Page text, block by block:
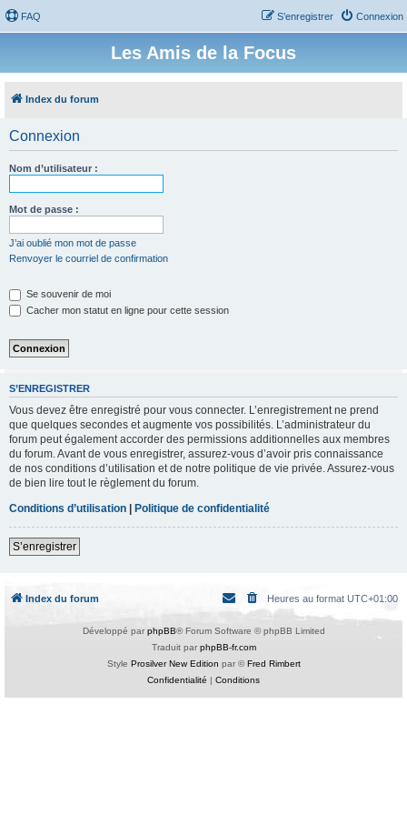
FAQ Connexion
S’enregistrer
Les Amis de la Focus
Index du forum
Connexion
Nom d’utilisateur :
Mot de passe :
J’ai oublié mon mot de passe
Renvoyer le courriel de confirmation
Se souvenir de moi
Cacher mon statut en ligne pour cette session
S’ENREGISTRER
Vous devez être enregistré pour vous connecter. L’enregistrement ne prend
que quelques secondes et augmente vos possibilités. L’administrateur du
forum peut également accorder des permissions additionnelles aux membres
du forum. Avant de vous enregistrer, assurez-vous d’avoir pris connaissance
de nos conditions d’utilisation et de notre politique de vie privée. Assurez-vous
de bien lire tout le règlement du forum.
Conditions d’utilisation | Politique de confidentialité
S’enregistrer
Index du forum Heures au format UTC+01:00
Développé par phpBB® Forum Software © phpBB Limited
Traduit par phpBB-fr.com
Style Prosilver New Edition par ©Fred Rimbert
Confidentialité | Conditions